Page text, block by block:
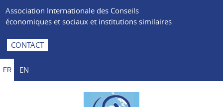
Association Internationale des Conseils
économiques et sociaux et institutions similaires
CONTACT
FR EN